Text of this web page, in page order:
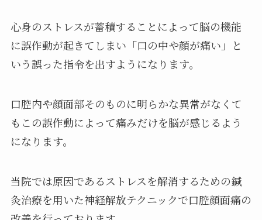
心身のストレスが蓄積することによって脳の機能
に誤作動が起きてしまい「口の中や顔が痛い」と
いう誤った指令を出すようになります。
口腔内や顔面部そのものに明らかな異常がなくて
もこの誤作動によって痛みだけを脳が感じるよう
になります。
当院では原因であるストレスを解消するための鍼
灸治療を用いた神経解放テクニックで口腔顔面痛の